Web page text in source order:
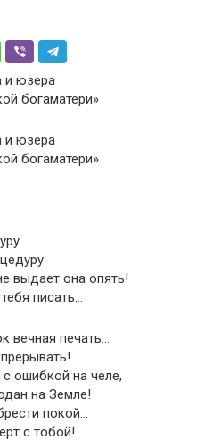
и юзера
богаматери»
и юзера
богаматери»
выдает она опять!
писать…
вечная печать…
ошибкой на челе,
на Земле!
покой…
с тобой!